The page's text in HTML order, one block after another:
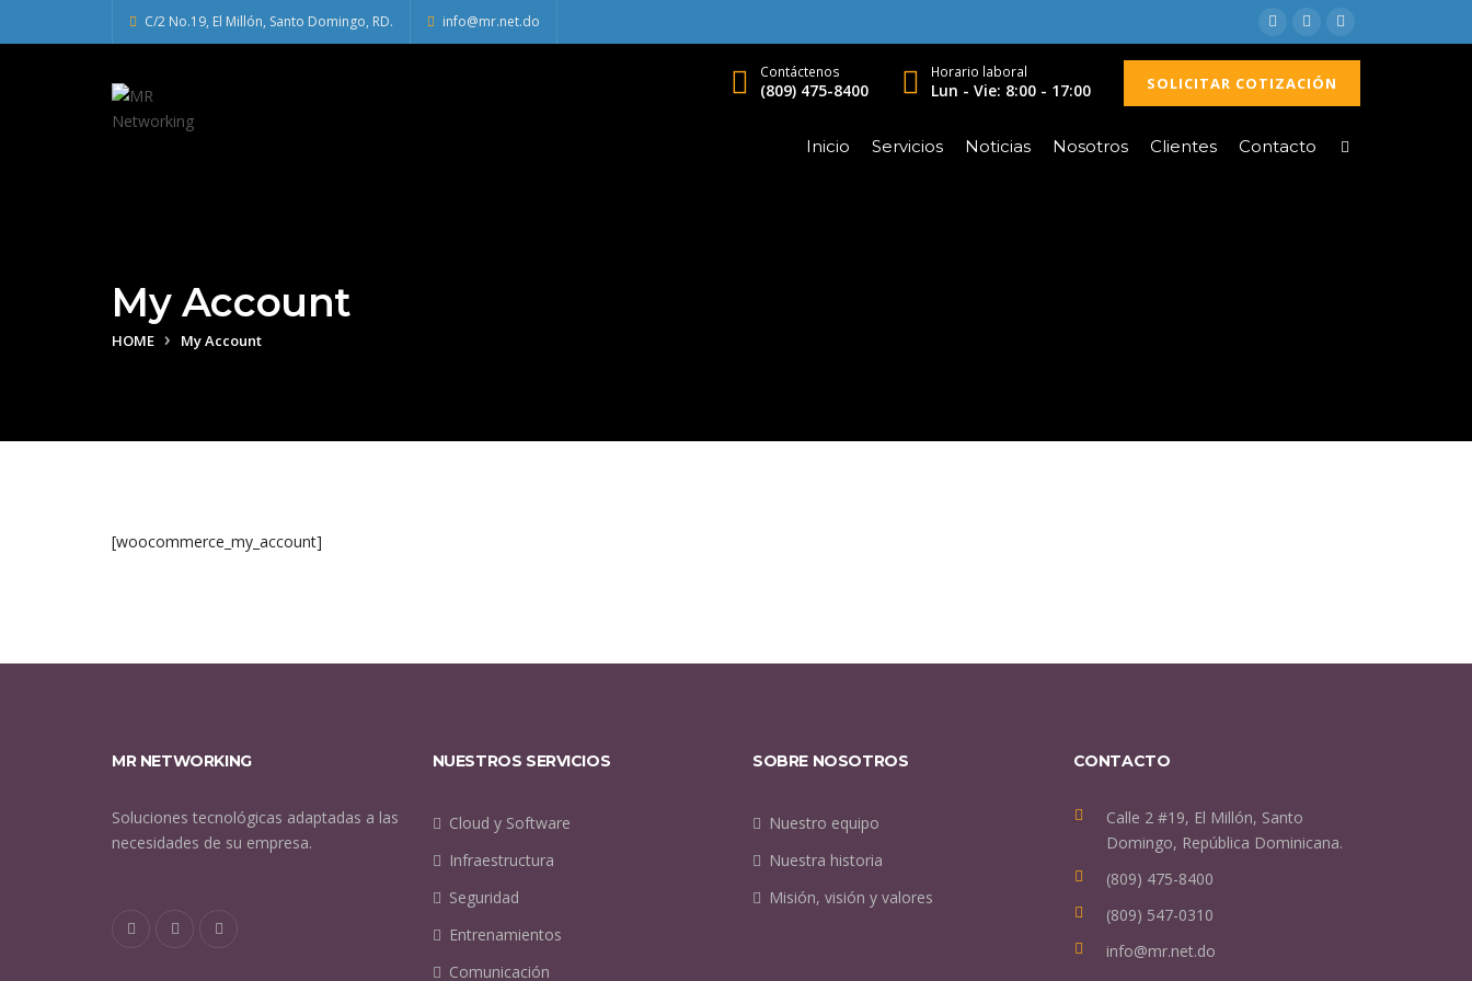
C/2 No.19, El Millón, Santo Domingo, RD. info@mr.net.do
Contáctenos
(809) 475-8400
Horario laboral
Lun - Vie: 8:00 - 17:00 SOLICITAR COTIZACIÓN
Inicio Servicios Noticias Nosotros Clientes Contacto
My Account
HOME My Account
[woocommerce_my_account]
MR NETWORKING
Soluciones tecnológicas adaptadas a las
necesidades de su empresa.
NUESTROS SERVICIOS
Infraestructura
Seguridad
Cloud y Software
Comunicación
Entrenamientos
SOBRE NOSOTROS
Nuestra historia
Misión, visión y valores
Nuestro equipo
CONTACTO
Calle 2 #19, El Millón, Santo
Domingo, República Dominicana.
(809) 475-8400
(809) 547-0310
info@mr.net.do